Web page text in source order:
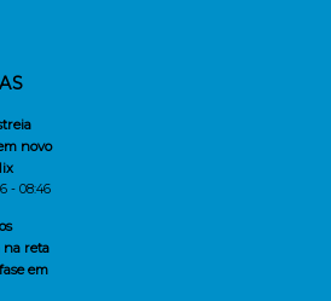
novo
- 08:46
na reta
em